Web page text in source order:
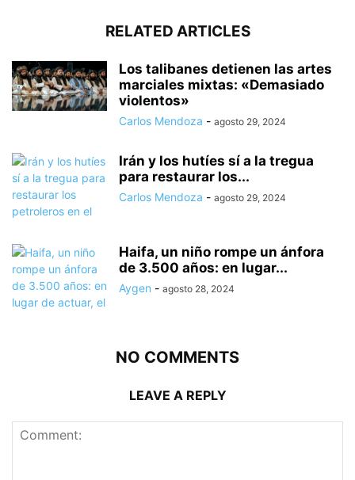
RELATED ARTICLES
Los talibanes detienen las artes
marciales mixtas: «Demasiado
violentos»
Carlos Mendoza - agosto 29, 2024
Irán y los hutíes sí a la tregua
para restaurar los...
Carlos Mendoza - agosto 29, 2024
Haifa, un niño rompe un ánfora
de 3.500 años: en lugar...
Aygen - agosto 28, 2024
NO COMMENTS
LEAVE A REPLY